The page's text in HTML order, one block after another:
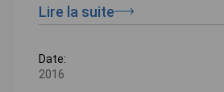
Lire la suite
Date:
2016